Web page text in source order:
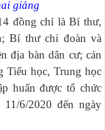
giảng
đồng chí là Bí thư,
Bí thư chi đoàn và
địa bàn dân cư; cán
Tiểu học, Trung học
huấn được tổ chức
6/2020 đến ngày